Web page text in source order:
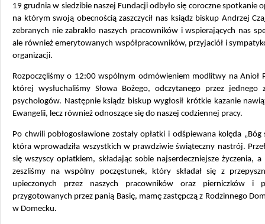
19 grudnia w siedzibie naszej Fundacji odbyło się coroczne spotkanie
na którym swoją obecnością zaszczycił nas ksiądz biskup Andrzej
zebranych nie zabrakło naszych pracowników i wspierających nas
ale również emerytowanych współpracowników, przyjaciół i
organizacji.
Rozpoczęliśmy o 12:00 wspólnym odmówieniem modlitwy na Anioł
której wysłuchaliśmy Słowa Bożego, odczytanego przez jednego
psychologów. Następnie ksiądz biskup wygłosił krótkie kazanie
Ewangelii, lecz również odnoszące się do naszej codziennej pracy.
Po chwili pobłogosławione zostały opłatki i odśpiewana kolęda „Bóg
która wprowadziła wszystkich w prawdziwie świąteczny nastrój.
się wszyscy opłatkiem, składając sobie najserdeczniejsze życzenia, a
zeszliśmy na wspólny poczęstunek, który składał się z
upieczonych przez naszych pracowników oraz pierniczków i
przygotowanych przez panią Basię, mamę zastępczą z Rodzinnego
w Domecku.